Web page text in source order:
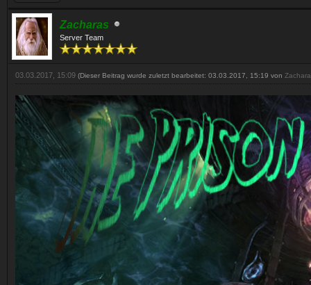
Zacharas
Server Team
03.03.2017, 15:09 (Dieser Beitrag wurde zuletzt bearbeitet: 03.03.2017, 15:19 von